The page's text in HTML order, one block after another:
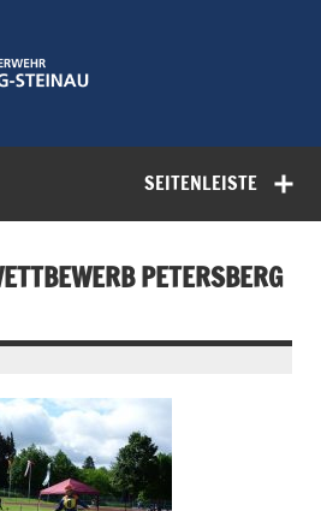
Feuerwehr
Petersberg-
SEITENLEISTE
PETERSBERG